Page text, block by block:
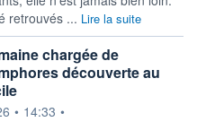
retrouvés ... Lire la suite
chargée de
découverte au
par
• 14:33 •